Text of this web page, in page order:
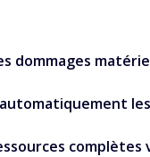
dommages
complètes